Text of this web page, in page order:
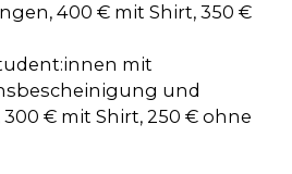
400 € mit Shirt, 350 €
mit
und
€ mit Shirt, 250 € ohne